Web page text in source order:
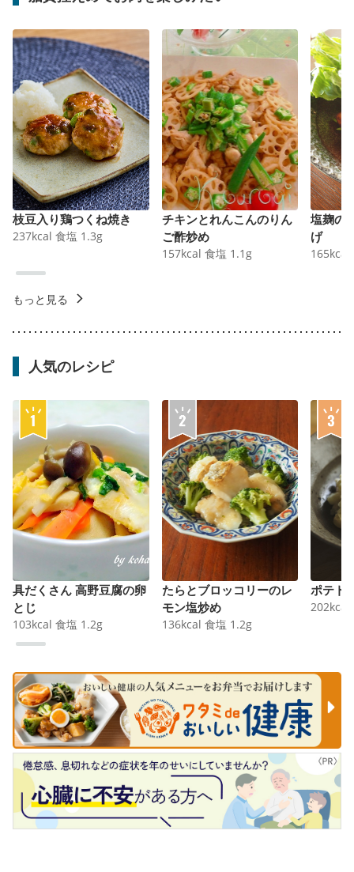
枝豆入り鶏つくね焼き
237kcal 食塩 1.3g
チキンとれんこんのりん
ご酢炒め
157kcal 食塩 1.1 g
塩麹の
げ
165kcal
もっと見る
人気のレシピ
具だくさん 高野豆腐の卵
とじ
103kcal 食塩 1.2g
たらとブロッコリーのレ
モン塩炒め
136kcal 食塩 1.2g
ポテト
202kcal